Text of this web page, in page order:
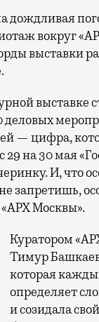
вокруг
выставки
деловых
— цифра,
29 на 30 мая
И, что
запретишь,
Москвы».
Куратором
Тимур
которая
определяет
и созидала